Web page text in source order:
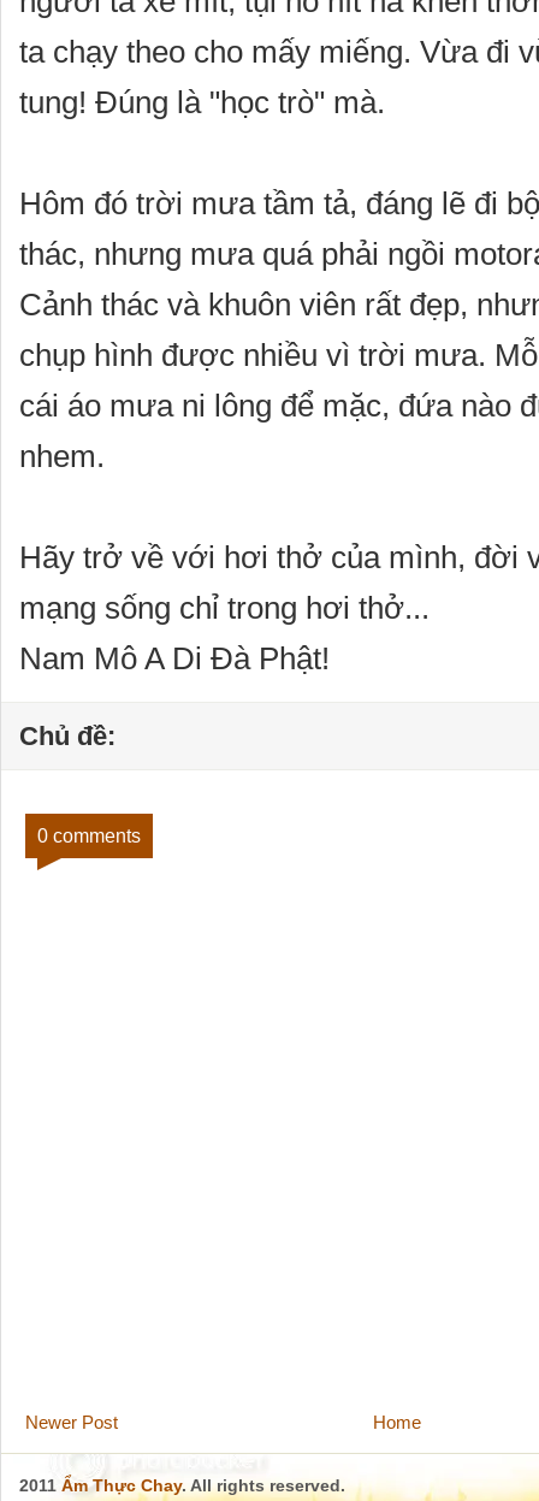
ta chạy theo cho mấy miếng. Vừa đi
tung! Đúng là "học trò" mà.
Hôm đó trời mưa tầm tả, đáng lẽ đi
thác, nhưng mưa quá phải ngồi
Cảnh thác và khuôn viên rất đẹp,
chụp hình được nhiều vì trời mưa.
cái áo mưa ni lông để mặc, đứa nào
nhem.
Hãy trở về với hơi thở của mình, đời
mạng sống chỉ trong hơi thở...
Nam Mô A Di Đà Phật!
Chủ đề:
0 comments
Newer Post Home
2011 Ẩm Thực Chay. All rights reserved.